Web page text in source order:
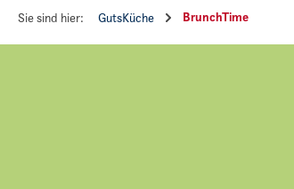
Sie sind hier: GutsKüche BrunchTime